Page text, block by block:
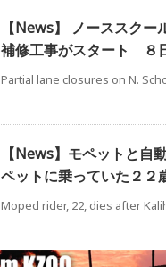
【News】 ノーススクー
補修工事がスタート ８
Partial lane closures on N.
【News】モペットと
ペットに乗っていた２２
Moped rider, 22, dies after